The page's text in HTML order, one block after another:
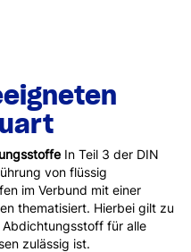
In Teil 3 der DIN
von flüssig
im Verbund mit einer
thematisiert. Hierbei gilt zu
für alle
zulässig ist.